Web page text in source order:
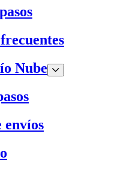
Nube
envíos